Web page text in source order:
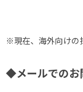
※現在、海外向けの
◆メールでのお